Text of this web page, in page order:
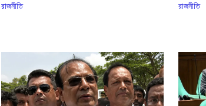
রাজনীতি রাজনীতি